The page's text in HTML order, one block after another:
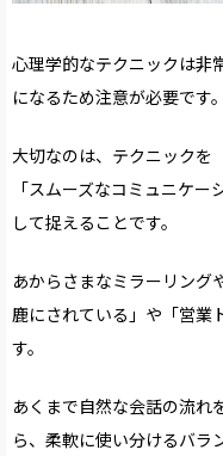
心理学的なテクニックは非
になるため注意が必要です。
大切なのは、テクニックを
「スムーズなコミュニケ
して捉えることです。
あからさまなミラーリング
鹿にされている」や「営業
す。
あくまで自然な会話の流れ
ら、柔軟に使い分けるバラ